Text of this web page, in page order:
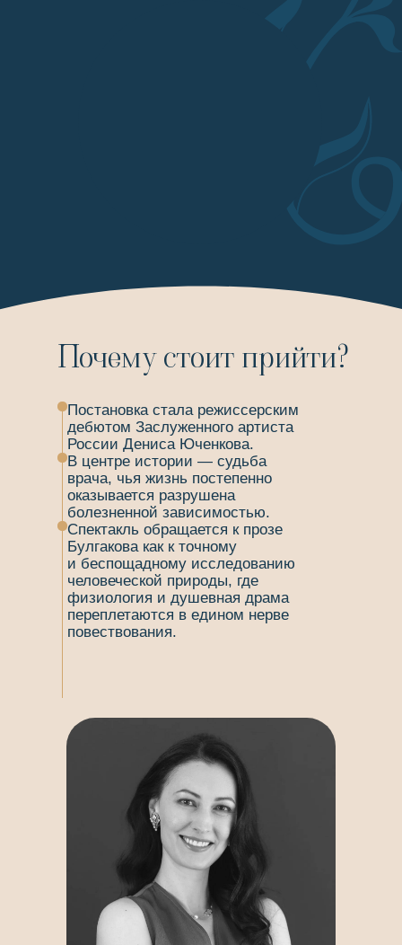
Постановка стала режиссерским
дебютом Заслуженного артиста
России Дениса Юченкова.
В центре истории — судьба
врача, чья жизнь постепенно
оказывается разрушена
болезненной зависимостью.
Спектакль обращается к прозе
Булгакова как к точному
и беспощадному исследованию
человеческой природы, где
физиология и душевная драма
переплетаются в едином нерве
повествования.
Почему стоит прийти?